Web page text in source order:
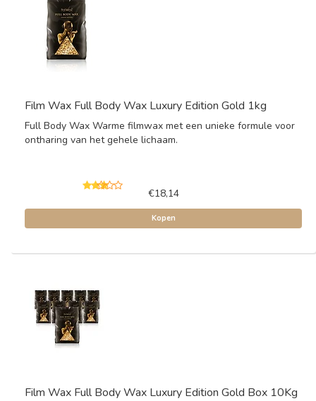
Film Wax Full Body Wax Luxury Edition Gold 1kg
Full Body Wax Warme filmwax met een unieke formule voor
ontharing van het gehele lichaam.
€18,14
Kopen
Film Wax Full Body Wax Luxury Edition Gold Box 10Kg